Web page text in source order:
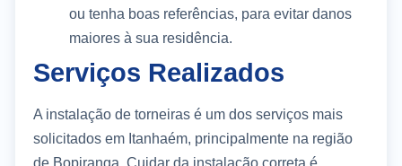
ou tenha boas referências, para evitar danos
maiores à sua residência.
Serviços Realizados
A instalação de torneiras é um dos serviços mais
solicitados em Itanhaém, principalmente na região
de Bopiranga. Cuidar da instalação correta é